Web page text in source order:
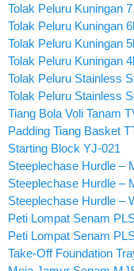
Tolak Peluru Kuningan
Tolak Peluru Kuningan
Tolak Peluru Kuningan
Tolak Peluru Kuningan
Tolak Peluru Stainless
Tolak Peluru Stainless
Tiang Bola Voli Tanam
Padding Tiang Basket
Starting Block YJ-021
Steeplechase Hurdle –
Steeplechase Hurdle –
Steeplechase Hurdle –
Peti Lompat Senam
Peti Lompat Senam
Take-Off Foundation